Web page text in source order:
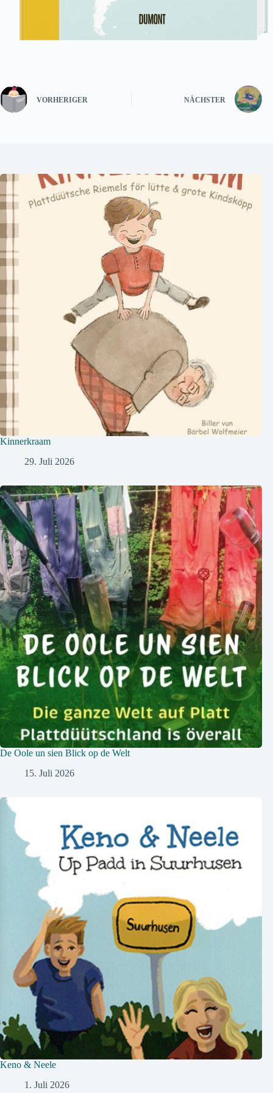
VORHERIGER NÄCHSTER
Kinnerkraam
29. Juli 2026
De Oole un sien Blick op de Welt
15. Juli 2026
Keno & Neele
1. Juli 2026